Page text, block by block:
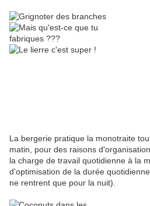
La bergerie pratique la monotraite
matin, pour des raisons
la charge de travail quotidienne à la
d'optimisation de la durée
ne rentrent que pour la nuit).